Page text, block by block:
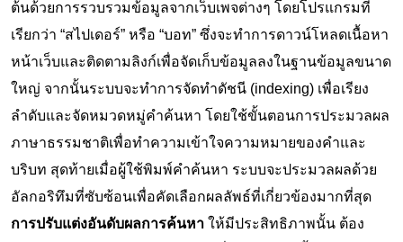
ต้นด้วยการรวบรวมข้อมูลจากเว็บเพจต่างๆ โดยโปรแกรมที่
เรียกว่า “สไปเดอร์” หรือ “บอท” ซึ่งจะทำการดาวน์โหลดเนื้อหา
หน้าเว็บและติดตามลิงก์เพื่อจัดเก็บข้อมูลลงในฐานข้อมูลขนาด
ใหญ่ จากนั้นระบบจะทำการจัดทำดัชนี (indexing) เพื่อเรียง
ลำดับและจัดหมวดหมู่คำค้นหา โดยใช้ขั้นตอนการประมวลผล
ภาษาธรรมชาติเพื่อทำความเข้าใจความหมายของคำและ
บริบท สุดท้ายเมื่อผู้ใช้พิมพ์คำค้นหา ระบบจะประมวลผลด้วย
อัลกอริทึมที่ซับซ้อนเพื่อคัดเลือกผลลัพธ์ที่เกี่ยวข้องมากที่สุด
การปรับแต่งอันดับผลการค้นหา ให้มีประสิทธิภาพนั้น ต้อง